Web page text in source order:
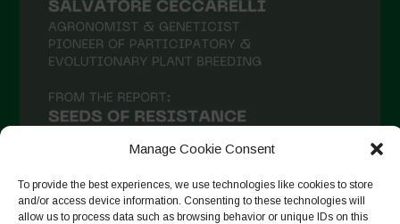
Manage Cookie Consent
To provide the best experiences, we use technologies like cookies to store
and/or access device information. Consenting to these technologies will
allow us to process data such as browsing behavior or unique IDs on this
Aprile 2021
Febbraio 2021
Novembre 2020